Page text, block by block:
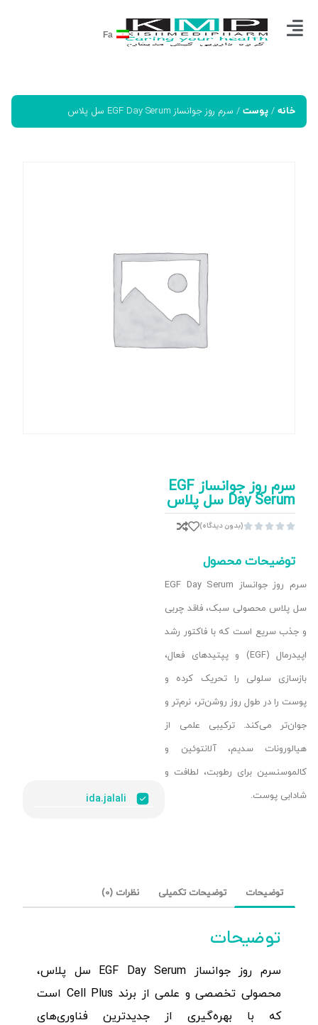
Fa
خانه / پوست / سرم روز جوانساز EGF Day Serum سل پلاس
سرم روز جوانساز EGF
Day Serum سل پلاس




(بدون دیدگاه)
توضیحات محصول
سرم روز جوانساز EGF Day Serum
سل پلاس محصولی سبک، فاقد چربی
و جذب سریع است که با فاکتور رشد
اپیدرمال (EGF) و پپتیدهای فعال،
بازسازی سلولی را تحریک کرده و
پوست را در طول روز روشن‌تر، نرم‌تر و
جوان‌تر می‌کند. ترکیبی علمی از
هیالورونات سدیم، آلانتوئین و
کالموسنسین برای رطوبت، لطافت و
شادابی پوست.
ida.jalali
توضیحات توضیحات تکمیلی نظرات (0)
توضیحات
سرم روز جوانساز EGF Day Serum سل پلاس،
محصولی تخصصی و علمی از برند Cell Plus است
که با بهره‌گیری از جدیدترین فناوری‌های